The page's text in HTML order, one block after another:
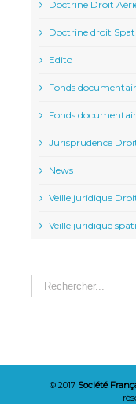
Doctrine Droit
Doctrine droit
Edito
Fonds
Fonds
Jurisprudence
News
Veille juridique
Veille juridique
© 2017 Société